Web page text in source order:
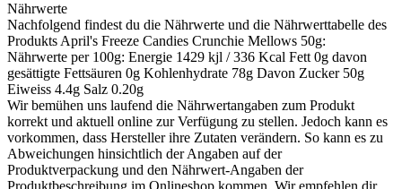
Nährwerte
Nachfolgend findest du die Nährwerte und die Nährwerttabelle des
Produkts April's Freeze Candies Crunchie Mellows 50g:
Nährwerte per 100g: Energie 1429 kjl / 336 Kcal Fett 0g davon
gesättigte Fettsäuren 0g Kohlenhydrate 78g Davon Zucker 50g
Eiweiss 4.4g Salz 0.20g
Wir bemühen uns laufend die Nährwertangaben zum Produkt
korrekt und aktuell online zur Verfügung zu stellen. Jedoch kann es
vorkommen, dass Hersteller ihre Zutaten verändern. So kann es zu
Abweichungen hinsichtlich der Angaben auf der
Produktverpackung und den Nährwert-Angaben der